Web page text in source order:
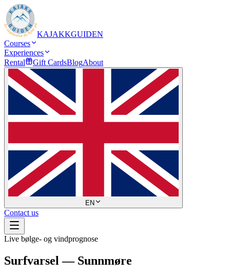
KAJAKKGUIDEN
Courses
Experiences
Rental
Gift CardsBlogAbout
EN
Contact us
Live bølge- og vindprognose
Surfvarsel — Sunnmøre